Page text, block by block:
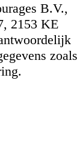
B.V.,
2153 KE
zoals